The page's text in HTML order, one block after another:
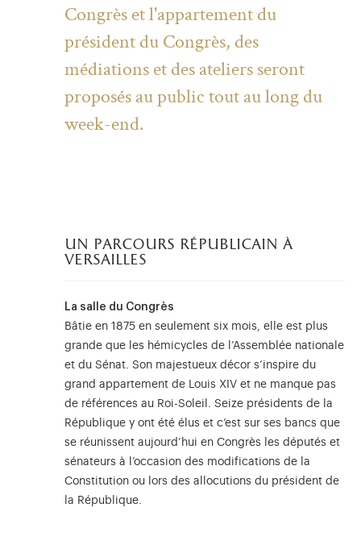
Congrès et l'appartement du
président du Congrès, des
médiations et des ateliers seront
proposés au public tout au long du
week-end.
un parcours républicain à
versailles
La salle du Congrès
Bâtie en 1875 en seulement six mois, elle est plus
grande que les hémicycles de l’Assemblée nationale
et du Sénat. Son majestueux décor s’inspire du
grand appartement de Louis XIV et ne manque pas
de références au Roi-Soleil. Seize présidents de la
République y ont été élus et c’est sur ses bancs que
se réunissent aujourd’hui en Congrès les députés et
sénateurs à l’occasion des modifications de la
Constitution ou lors des allocutions du président de
la République.